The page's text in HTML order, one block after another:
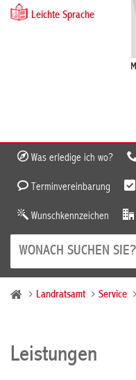
Leichte Sprache
Was erledige ich wo?
Terminvereinbarung
Wunschkennzeichen
Landratsamt Service
Leistungen